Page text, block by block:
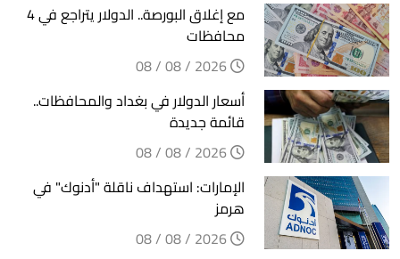
مع إغلاق البورصة.. الدولار يتراجع في 4
محافظات
أسعار الدولار في بغداد والمحافظات..
قائمة جديدة
الإمارات: استهداف ناقلة "أدنوك" في
هرمز